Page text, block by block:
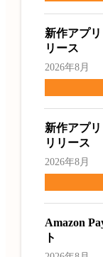
新作アプ
リース
2026年8月
新作アプ
リリース
2026年8月
Amazon
ト